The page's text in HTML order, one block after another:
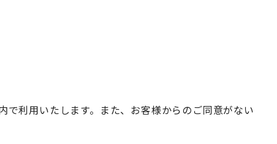
利用いたします。また、お客様からのご同意がない